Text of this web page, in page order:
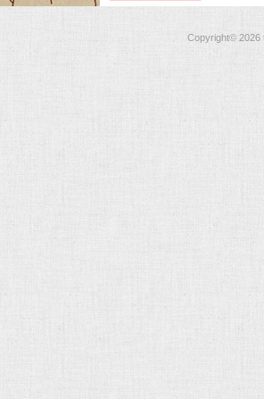
Copyright© 2026